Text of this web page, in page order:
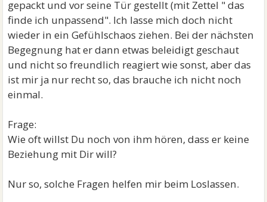
gepackt und vor seine Tür gestellt (mit Zettel " das
finde ich unpassend". Ich lasse mich doch nicht
wieder in ein Gefühlschaos ziehen. Bei der nächsten
Begegnung hat er dann etwas beleidigt geschaut
und nicht so freundlich reagiert wie sonst, aber das
ist mir ja nur recht so, das brauche ich nicht noch
einmal.
Frage:
Wie oft willst Du noch von ihm hören, dass er keine
Beziehung mit Dir will?
Nur so, solche Fragen helfen mir beim Loslassen.